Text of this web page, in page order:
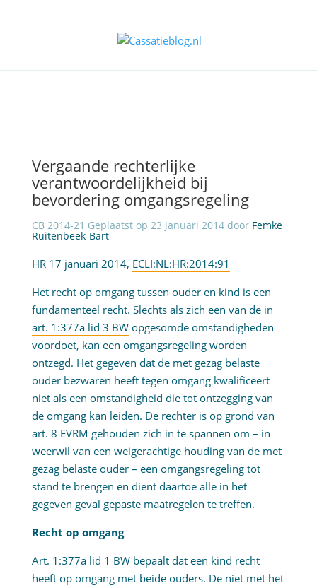
Vergaande rechterlijke
verantwoordelijkheid bij
bevordering omgangsregeling
CB 2014-21 Geplaatst op 23 januari 2014 door Femke
Ruitenbeek-Bart
HR 17 januari 2014, ECLI:NL:HR:2014:91
Het recht op omgang tussen ouder en kind is een
fundamenteel recht. Slechts als zich een van de in
art. 1:377a lid 3 BWopgesomde omstandigheden
voordoet, kan een omgangsregeling worden
ontzegd. Het gegeven dat de met gezag belaste
ouder bezwaren heeft tegen omgang kwalificeert
niet als een omstandigheid die tot ontzegging van
de omgang kan leiden. De rechter is op grond van
art. 8 EVRM gehouden zich in te spannen om – in
weerwil van een weigerachtige houding van de met
gezag belaste ouder – een omgangsregeling tot
stand te brengen en dient daartoe alle in het
gegeven geval gepaste maatregelen te treffen.
Recht op omgang
Art. 1:377a lid 1 BW bepaalt dat een kind recht
heeft op omgang met beide ouders. De niet met het